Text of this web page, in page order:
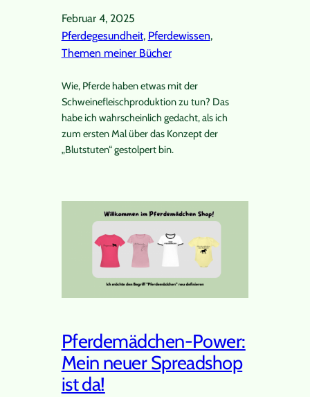
Februar 4, 2025
Pferdegesundheit, Pferdewissen,
Themen meiner Bücher
Wie, Pferde haben etwas mit der
Schweinefleischproduktion zu tun? Das
habe ich wahrscheinlich gedacht, als ich
zum ersten Mal über das Konzept der
„Blutstuten“ gestolpert bin.
Pferdemädchen-Power:
Mein neuer Spreadshop
ist da!